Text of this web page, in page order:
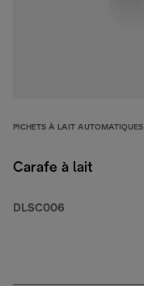
PICHETS À LAIT AUTOMATIQUES
Carafe à lait
DLSC006